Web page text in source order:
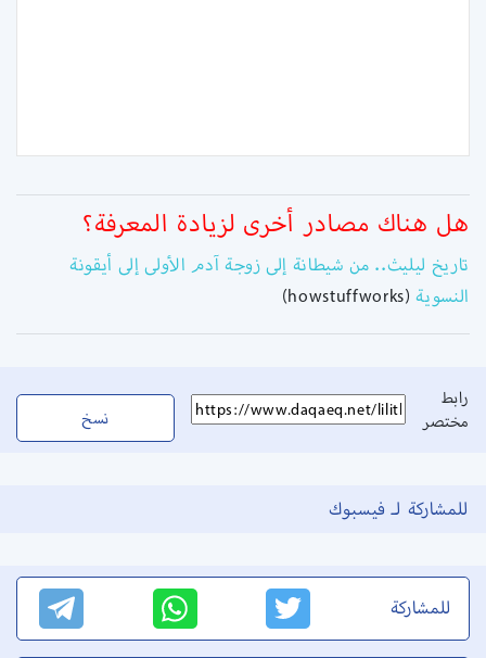
هل هناك مصادر أخرى لزيادة المعرفة؟
تاريخ ليليث.. من شيطانة إلى زوجة آدم الأولى إلى أيقونة
النسوية(howstuffworks)
رابط
مختصر
نسخ
للمشاركة لـ فيسبوك
للمشاركة